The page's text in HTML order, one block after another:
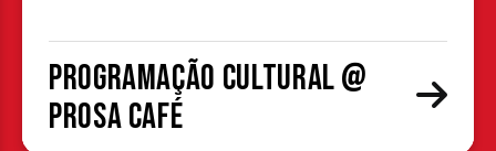
Programação cultural @
Prosa Café